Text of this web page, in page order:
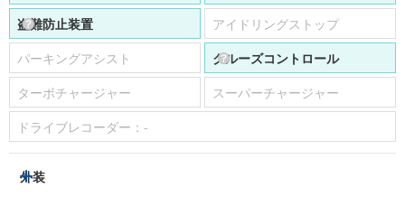
盗難防止装置
アイドリングストップ
パーキングアシスト
クルーズコントロール
ターボチャージャー
スーパーチャージャー
ドライブレコーダー： -
外装